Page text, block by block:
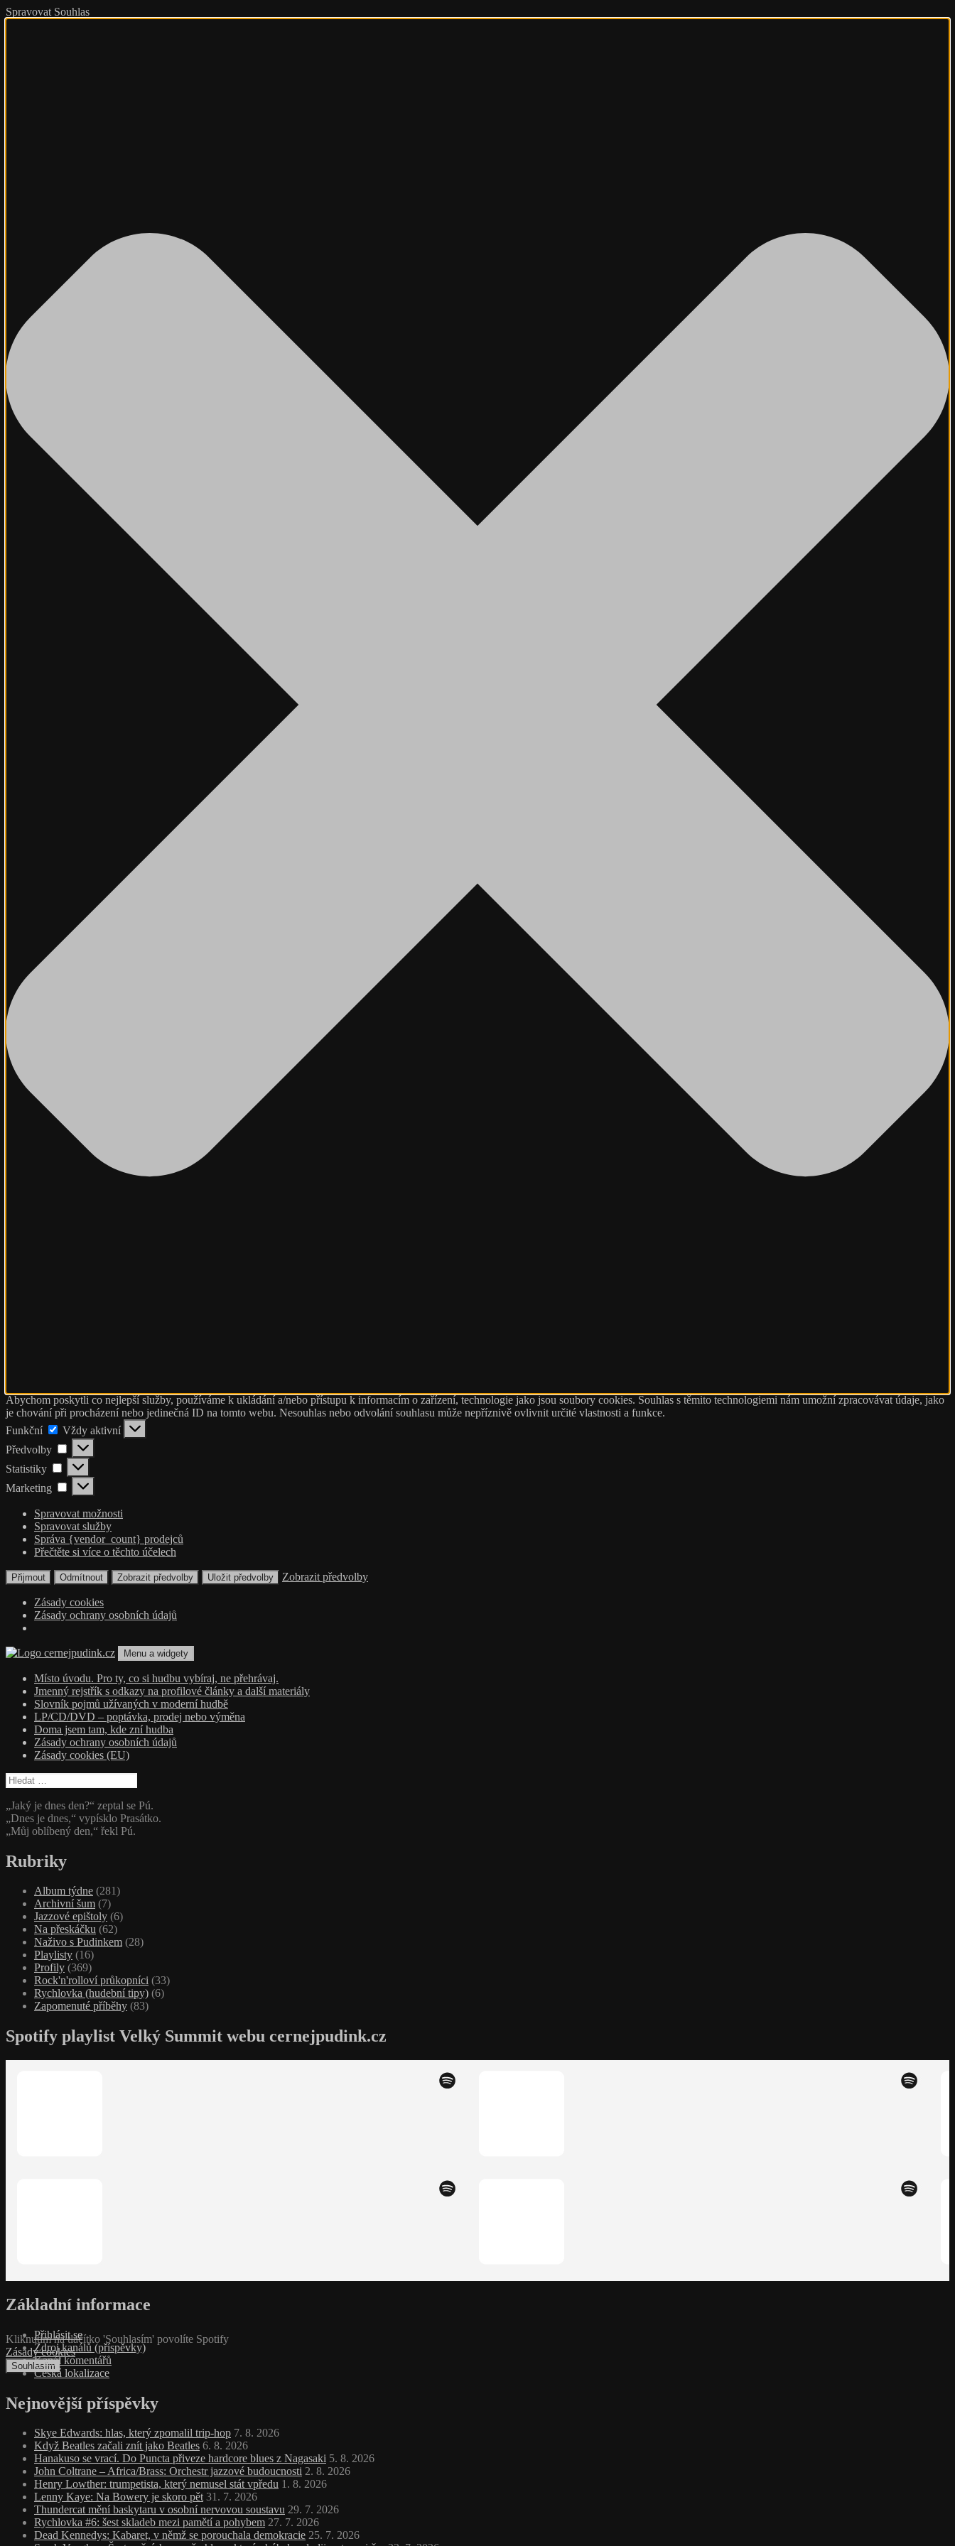
Spravovat Souhlas
Abychom poskytli co nejlepší služby, používáme k ukládání a/nebo přístupu k informacím o zařízení, technologie jako jsou soubory cookies. Souhlas s těmito technologiemi nám umožní zpracovávat údaje, jako
je chování při procházení nebo jedinečná ID na tomto webu. Nesouhlas nebo odvolání souhlasu může nepříznivě ovlivnit určité vlastnosti a funkce.
Funkční
Funkční
Vždy aktivní
Předvolby
Předvolby
Statistiky Statistiky
Marketing Marketing
Spravovat možnosti
Spravovat služby
Správa {vendor_count} prodejců
Přečtěte si více o těchto účelech
Přijmout Odmítnout Zobrazit předvolby Uložit předvolby Zobrazit předvolby
Zásady cookies
Zásady ochrany osobních údajů
Přejít
obsahu
webu
cernejpudink.cz
Hudební magazín o zapomenutých příbězích, jazzu, alternativě a albech s hlubším kontextem
Menu a widgety
Místo úvodu. Pro ty, co si hudbu vybíraj, ne přehrávaj.
Jmenný rejstřík s odkazy na profilové články a další materiály
Slovník pojmů užívaných v moderní hudbě
LP/CD/DVD – poptávka, prodej nebo výměna
Doma jsem tam, kde zní hudba
Zásady ochrany osobních údajů
Zásady cookies (EU)
Vyhledávání
„Jaký je dnes den?“ zeptal se Pú.
„Dnes je dnes,“ vypísklo Prasátko.
„Můj oblíbený den,“ řekl Pú.
Rubriky
Album týdne (281)
Archivní šum (7)
Jazzové epištoly (6)
Na přeskáčku (62)
Naživo s Pudinkem (28)
Playlisty (16)
Profily (369)
Rock'n'rolloví průkopníci (33)
Rychlovka (hudební tipy) (6)
Zapomenuté příběhy (83)
Spotify playlist Velký Summit webu cernejpudink.cz
Kliknutím na tlačítko 'Souhlasím' povolíte Spotify
Zásady cookies
Souhlasím
Základní informace
Přihlásit se
Zdroj kanálů (příspěvky)
Kanál komentářů
Česká lokalizace
Nejnovější příspěvky
Skye Edwards: hlas, který zpomalil trip‑hop 7. 8. 2026
Když Beatles začali znít jako Beatles 6. 8. 2026
Hanakuso se vrací. Do Puncta přiveze hardcore blues z Nagasaki 5. 8. 2026
John Coltrane – Africa/Brass: Orchestr jazzové budoucnosti 2. 8. 2026
Henry Lowther: trumpetista, který nemusel stát vpředu 1. 8. 2026
Lenny Kaye: Na Bowery je skoro pět 31. 7. 2026
Thundercat mění baskytaru v osobní nervovou soustavu 29. 7. 2026
Rychlovka #6: šest skladeb mezi pamětí a pohybem 27. 7. 2026
Dead Kennedys: Kabaret, v němž se porouchala demokracie 25. 7. 2026